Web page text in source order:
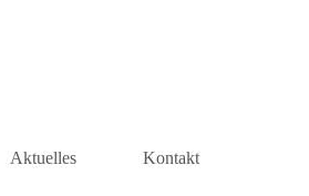
Aktuelles Kontakt